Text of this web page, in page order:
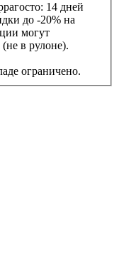
14 дней
до -20% на
могут
в рулоне).
ограничено.